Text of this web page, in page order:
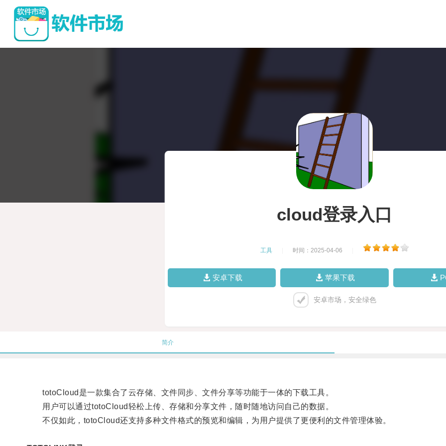
cloud登录入口
工具 时间：2025-04-06
安卓下载 苹果下载
安卓市场，安全绿色
简介
totoCloud是一款集合了云存储、文件同步、文件分享等功能于一体的下载工具。
用户可以通过totoCloud轻松上传、存储和分享文件，随时随地访问自己的数据。
不仅如此，totoCloud还支持多种文件格式的预览和编辑，为用户提供了更便利的文件管理体验。